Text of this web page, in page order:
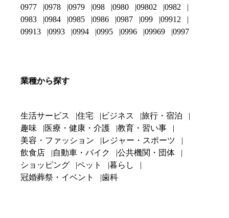
0977
0978 0979 098 0980 09802
0982
0983
0984 0985 0986 0987 099
09912
09913
0993 0994 0995 0996 09969 0997
業種から探す
生活サービス 住宅 ビジネス
旅行・宿泊
趣味
医療・健康・介護
教育・習い事
美容・ファッション
レジャー・スポーツ
飲食店
自動車・バイク
公共機関・団体
ショッピング
ペット
暮らし
冠婚葬祭・イベント
歯科